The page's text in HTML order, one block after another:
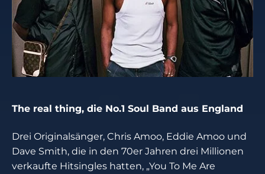
The real thing, die No.1 Soul Band aus England
Drei Originalsänger, Chris Amoo, Eddie Amoo und
Dave Smith, die in den 70er Jahren drei Millionen
verkaufte Hitsingles hatten, „You To Me Are